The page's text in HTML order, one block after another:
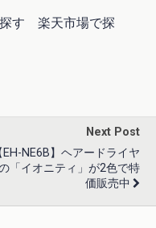
す
楽天市場で探
Next Post
NE6B】ヘアードライヤ
「イオニティ」が2色で特
価販売中